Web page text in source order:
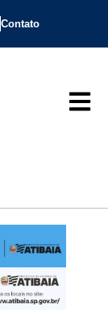
Contato